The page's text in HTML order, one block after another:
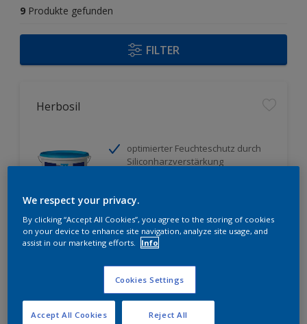
9 Produkte gefunden
FILTER
Herbosil
optimierter Feuchteschutz durch
Siliconharzverstärkung
spannungs - und schwundrissarm
Nur beim Händler erhältlich
We respect your privacy.
By clicking “Accept All Cookies”, you agree to the storing of cookies
on your device to enhance site navigation, analyze site usage, and
assist in our marketing efforts.
Info
Cookies Settings
Reject All
Accept All Cookies